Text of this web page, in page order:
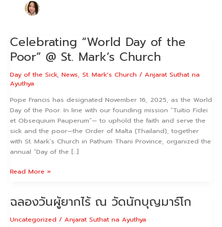
Celebrating “World Day of the
Poor” @ St. Mark’s Church
Day of the Sick, News, St. Mark's Church / Anjarat Suthat na
Ayuthya
Pope Francis has designated November 16, 2025, as the World
Day of the Poor. In line with our founding mission “Tuitio Fidei
et Obsequium Pauperum”— to uphold the faith and serve the
sick and the poor—the Order of Malta (Thailand), together
with St. Mark’s Church in Pathum Thani Province, organized the
annual “Day of the […]
Celebrating
Day
of
the
@
St.
Mark’s
Church
Read More »
ฉลองวันผู้ยากไร้ ณ วัดนักบุญมาร์โก
Uncategorized / Anjarat Suthat na Ayuthya
ฉลอง
ผู้